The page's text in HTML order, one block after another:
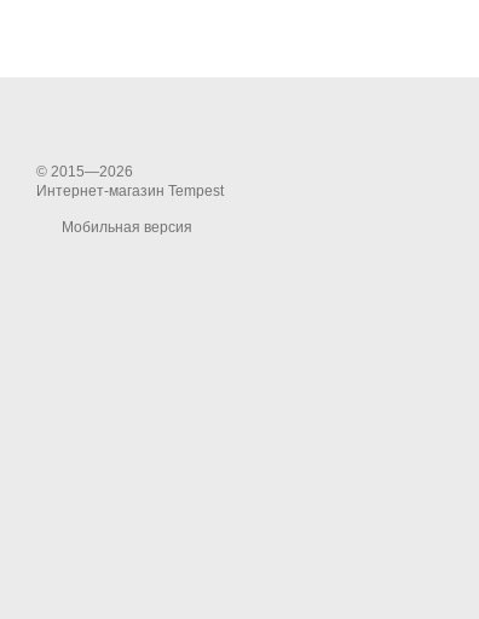
© 2015—2026
Интернет-магазин Tempest
Мобильная версия